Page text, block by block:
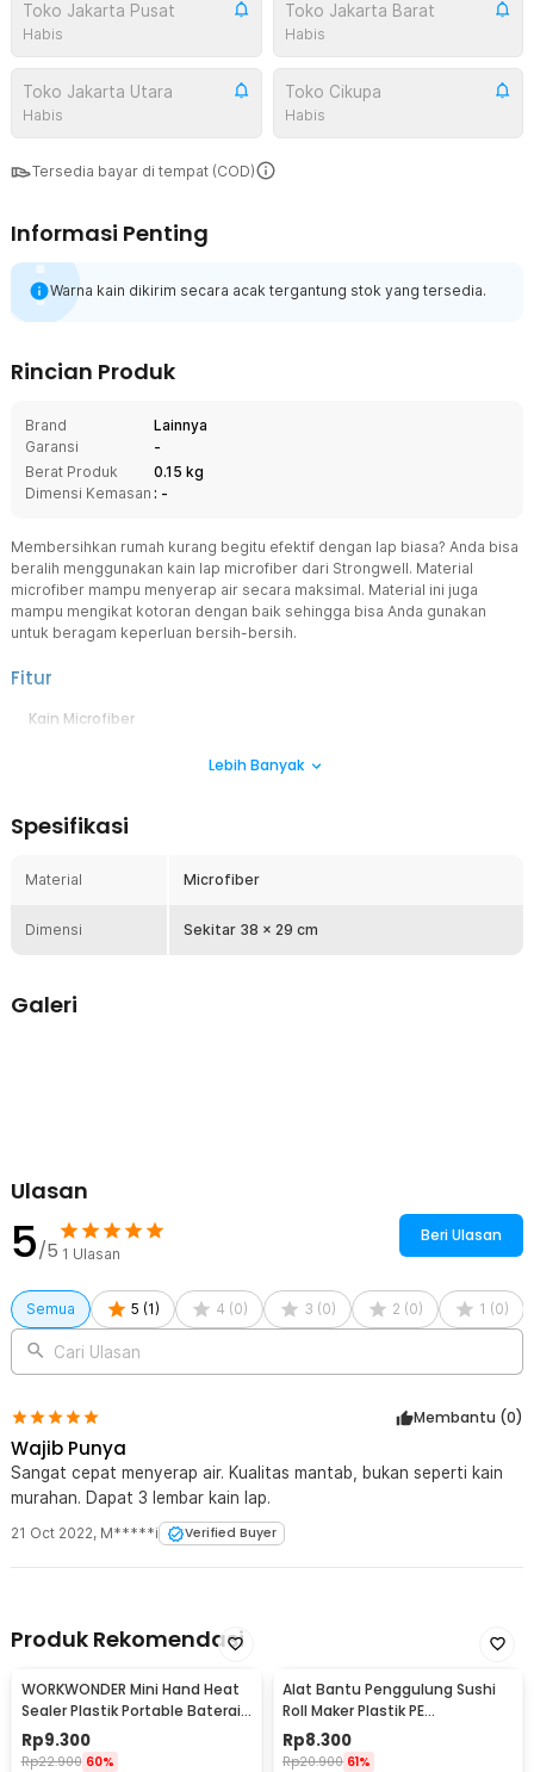
Toko Jakarta Pusat
Habis
Toko Jakarta Barat
Habis
Toko Jakarta Utara
Habis
Toko Cikupa
Habis
Tersedia bayar di tempat (COD)
Informasi Penting
Warna kain dikirim secara acak tergantung stok yang tersedia.
Rincian Produk
Brand
Lainnya
Garansi
-
Berat Produk
0.15 kg
Dimensi Kemasan : -
Membersihkan rumah kurang begitu efektif dengan lap biasa? Anda bisa
beralih menggunakan kain lap microfiber dari Strongwell. Material
microfiber mampu menyerap air secara maksimal. Material ini juga
mampu mengikat kotoran dengan baik sehingga bisa Anda gunakan
untuk beragam keperluan bersih-bersih.
Fitur
Kain Microfiber
bersih Anda. Dengan kemampuan membuat debu-debu menempel
membersihkan berbagai permukaan, sehingga rumah Anda tetap
Handuk Multifungsi
yang sedang dicuci. Anda juga bisa menggunakan lap untuk
Bersihkan Apapun
Rincian yang Anda dapatkan untuk pembelian produk ini:
Lebih Banyak
Spesifikasi
Material Microfiber
Dimensi Sekitar 38 x 29 cm
Galeri
Ulasan
5/5 1 Ulasan
Beri Ulasan
Semua 5 (1 ) 4 (0) 3 (0) 2 (0) 1 (0)
Cari Ulasan
Membantu (0)
Wajib Punya
Sangat cepat menyerap air. Kualitas mantab, bukan seperti kain
murahan. Dapat 3 lembar kain lap.
21 Oct 2022, M*****i Verified Buyer
Produk Rekomendasi
WORKWONDER Mini Hand Heat
Sealer Plastik Portable Baterai
AA - LX2000A
Rp9.300
Rp22.900 60%
Alat Bantu Penggulung Sushi
Roll Maker Plastik PE
22x20.5x0.1cm - E1119
Rp8.300
Rp20.900 61%